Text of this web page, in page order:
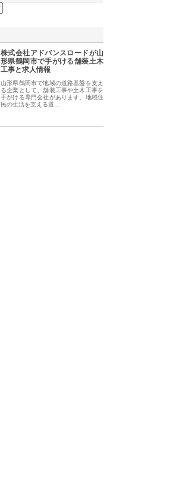
株式会社アドバンスロードが山
形県鶴岡市で手がける舗装土木
工事と求人情報
山形県鶴岡市で地域の道路基盤を支え
る企業として、舗装工事や土木工事を
手がける専門会社があります。地域住
民の生活を支える道…